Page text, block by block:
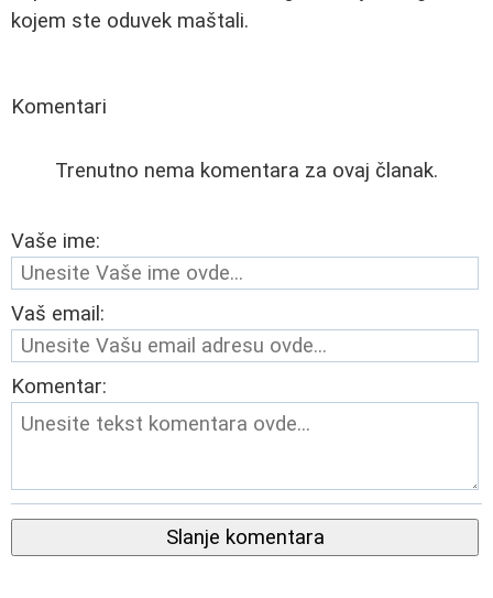
kojem ste oduvek maštali.
Komentari
Trenutno nema komentara za ovaj članak.
Vaše ime:
Vaš email:
Komentar:
Slanje komentara